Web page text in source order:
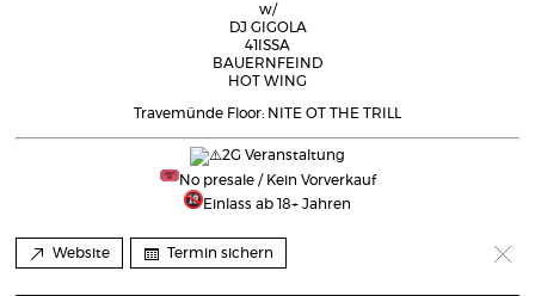
w/
DJ GIGOLA
41ISSA
BAUERNFEIND
HOT WING
Travemünde Floor: NITE OT THE TRILL
2G Veranstaltung
No presale / Kein Vorverkauf
Einlass ab 18+ Jahren
Website Termin sichern